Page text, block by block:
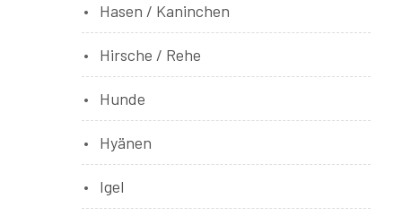
Hasen / Kaninchen
Hirsche / Rehe
Hunde
Hyänen
Igel